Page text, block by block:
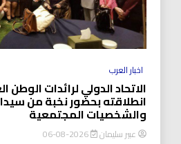
اخبار العرب
الاتحاد الدولي لرائدات
انطلاقته بحضور نخبة من
والشخصيات المجتمعية
عبير سليمان 2026-08-06